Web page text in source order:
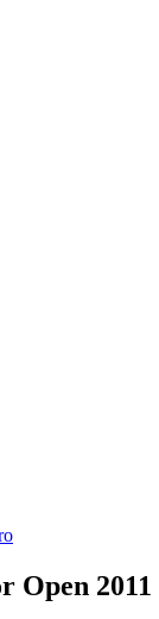
Open 2011